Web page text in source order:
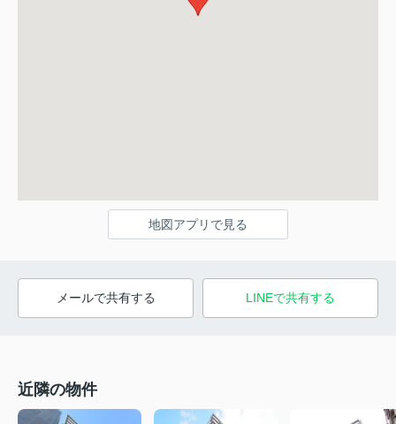
地図アプリで見る
メールで共有する LINEで共有する
近隣の物件